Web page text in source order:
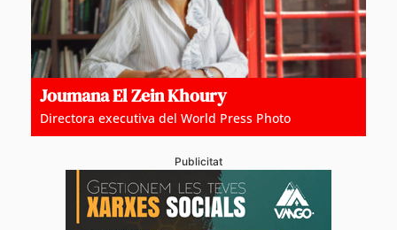
Joumana El Zein Khoury
Directora executiva del World Press Photo
Publicitat